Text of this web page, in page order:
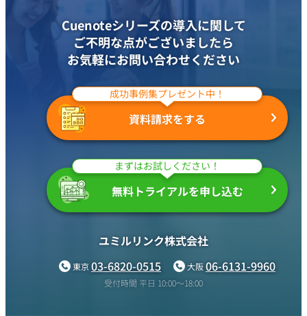
Cuenoteシリーズの導入に関して
ご不明な点がございましたら
お気軽にお問い合わせください
成功事例集プレゼント中！
資料請求をする
まずはお試しください！
無料トライアルを申し込む
ユミルリンク株式会社
東京03-6820-0515 大阪06-6131-9960
受付時間 平日 10:00〜18:00